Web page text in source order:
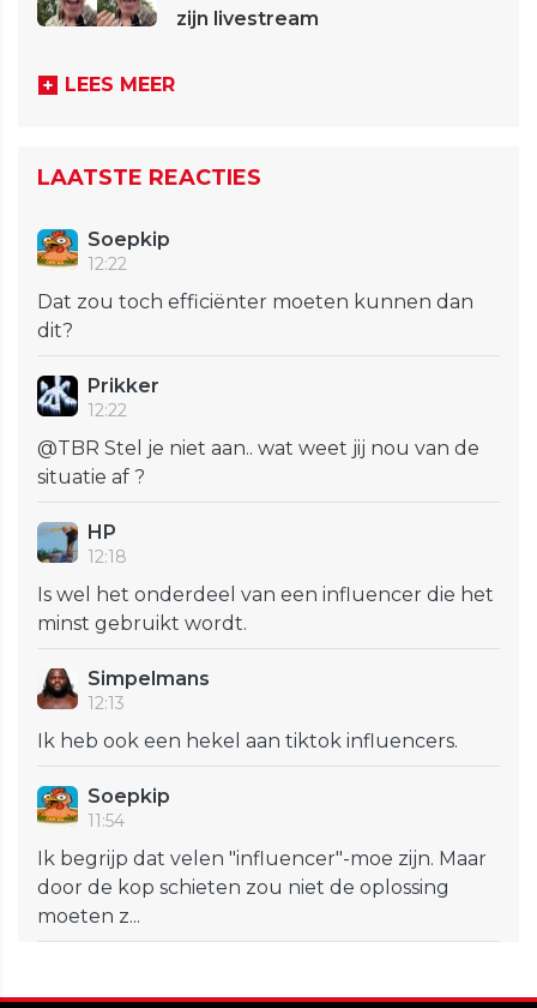
zijn livestream
LEES MEER
LAATSTE REACTIES
Soepkip
12:22
Dat zou toch efficiënter moeten kunnen dan
dit?
Prikker
12:22
@TBR Stel je niet aan.. wat weet jij nou van de
situatie af ?
HP
12:18
Is wel het onderdeel van een influencer die het
minst gebruikt wordt.
Simpelmans
12:13
Ik heb ook een hekel aan tiktok influencers.
Soepkip
11:54
Ik begrijp dat velen "influencer"-moe zijn. Maar
door de kop schieten zou niet de oplossing
moeten z...